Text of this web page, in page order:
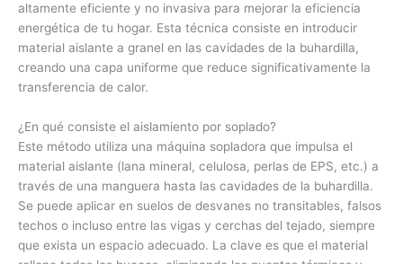
altamente eficiente y no invasiva para mejorar la eficiencia
energética de tu hogar. Esta técnica consiste en introducir
material aislante a granel en las cavidades de la buhardilla,
creando una capa uniforme que reduce significativamente la
transferencia de calor.
¿En qué consiste el aislamiento por soplado?
Este método utiliza una máquina sopladora que impulsa el
material aislante (lana mineral, celulosa, perlas de EPS, etc.) a
través de una manguera hasta las cavidades de la buhardilla.
Se puede aplicar en suelos de desvanes no transitables, falsos
techos o incluso entre las vigas y cerchas del tejado, siempre
que exista un espacio adecuado. La clave es que el material